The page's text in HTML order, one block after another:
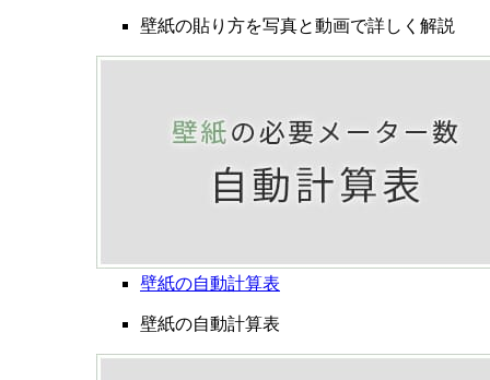
壁紙の貼り方を写真と動画で詳しく解説
壁紙の自動計算表
壁紙の自動計算表